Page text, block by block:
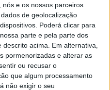
nós e os nossos parceiros
de geolocalização
Poderá clicar para
parte e pela parte dos
acima. Em alternativa,
pormenorizadas e alterar as
ou recusar o
que algum processamento
não exigir o seu
exercer violência
de 80 anos, ficou em
Tribunal Judicial de